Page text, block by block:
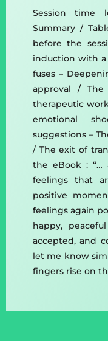
Session time
Summary /
before the
induction with
fuses –
approval / The
therapeutic
emotional
suggestions –
/ The exit of
the eBook : “…
feelings that
positive
feelings again
happy,
accepted, and
let me know
fingers rise on